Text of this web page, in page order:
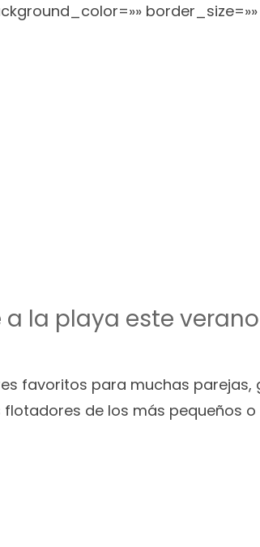
la playa este verano
favoritos para muchas
de los más pequeños o